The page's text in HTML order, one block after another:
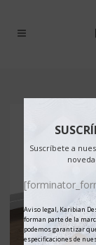
Suscríbete a
Aviso legal, Karibian
forman parte de la
podemos garantizar
especificaciones de